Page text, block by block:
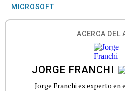
MICROSOFT
ACERCA DEL
JORGE FRANCHI
Jorge Franchi es experto en